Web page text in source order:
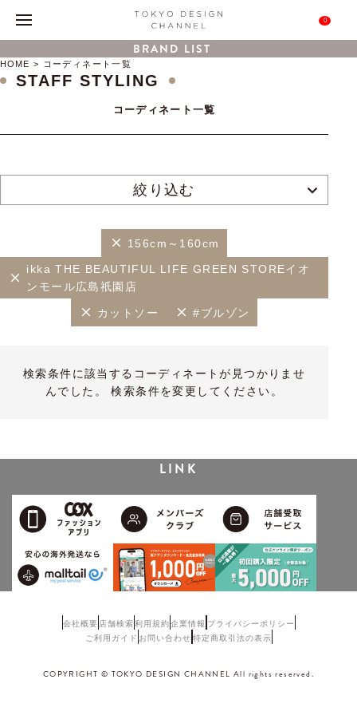
0
BRAND LIST
HOME コーディネート一覧
STAFF STYLING
コーディネート一覧
絞り込む
156cm～160cm
ikka THE BEAUTIFUL LIFE GREEN STOREイオ
ンモール広島祇園店
カットソー #ブルゾン
検索条件に該当するコーディネートが見つかりませ
んでした。 検索条件を変更してください。
LINK
会社概要 店舗検索利用規約企業情報 プライバシーポリシー
ご利用ガイド お問い合わせ 特定商取引法の表示
COPYRIGHT © TOKYO DESIGN CHANNEL All rights reserved.